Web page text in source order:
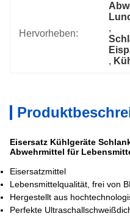
Hervorheben:
,
,
Eisersatz Kühlgeräte
Abwehrmittel für
Eisersatzmittel
Lebensmittelqualität, frei von
Hergestellt aus
Perfekte